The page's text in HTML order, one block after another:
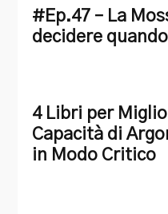
#Ep.47 – La
decidere
4 Libri per
Capacità di
in Modo Critico